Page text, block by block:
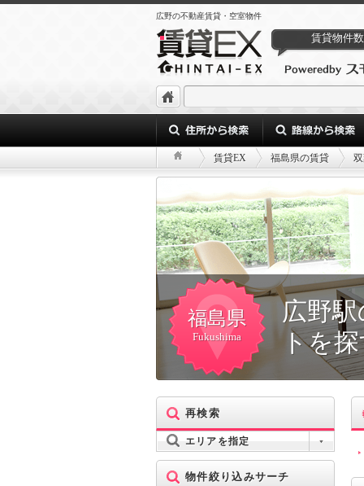
広野の不動産賃貸・空室物件
賃貸物件数
賃貸EX 福島県の賃貸
福島県
Fukushima
広野
トを
再検索
エリアを指定
物件絞り込みサーチ